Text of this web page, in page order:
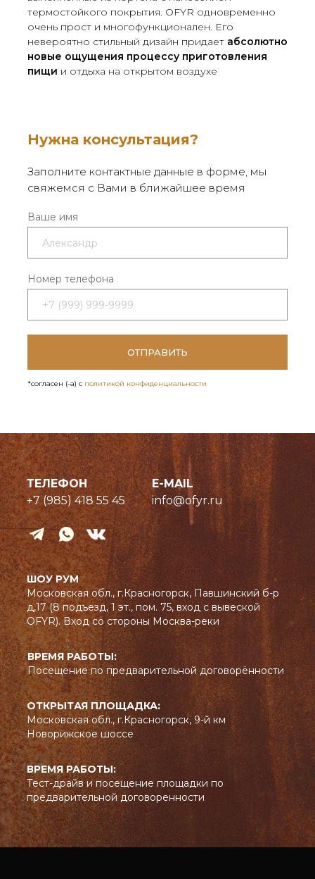
термостойкого покрытия. OFYR одновременно
очень прост и многофункционален. Его
невероятно стильный дизайн придает абсолютно
новые ощущения процессу приготовления
пищи и отдыха на открытом воздухе
Ваше имя
Номер телефона
ОТПРАВИТЬ
Заполните контактные данные в форме, мы
свяжемся с Вами в ближайшее время
Нужна консультация?
*согласен (-а) с политикой конфиденциальности
E-MAIL
info@ofyr.ru
ВРЕМЯ РАБОТЫ:
Тест-драйв и посещение площадки по
предварительной договоренности
ВРЕМЯ РАБОТЫ:
Посещение по предварительной договорённости
ОТКРЫТАЯ ПЛОЩАДКА:
Московская обл., г.Красногорск, 9-й км
Новорижское шоссе
ШОУ РУМ
Московская обл., г.Красногорск, Павшинский б-р
д,17 (8 подъезд, 1 эт., пом. 75, вход с вывеской
OFYR). Вход со стороны Москва-реки
ТЕЛЕФОН
+7 (985) 418 55 45
Очаги OFYR
Мебель OFYR
Профессиональные решения
Аксессуары OFYR
ПОКУПАТЕЛЯМ
О НАС
КАТАЛОГ
Решения для профессионалов
Подарок OFYR
О компании
Новости и статьи
ООО НИКА - эксклюзивный
дистрибьютор OFYR в России и СНГ
ИНН/КПП 7714363355/771401001
© Copyright 2025 OFYR Политика конфиденциальности
Дизайн продуктов OFYR зарегистрирован в ЕС под номерами 02580431-0001/2,
003122373-0001 и 0074554590-0001.
Патенты на дизайн в США зарегистрированы под номерами US D798099
S и US D830095 S.
Торговая марка OFYR зарегистрирована ЕС, Австралии,
Китае, Российской Федерации.